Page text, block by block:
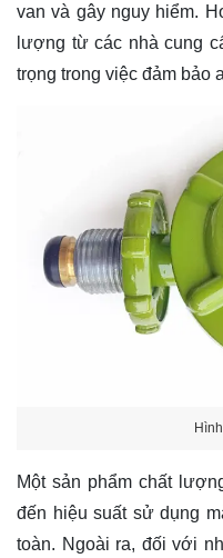
van và gây nguy hiểm.
lượng từ các nhà cung
trọng trong việc đảm bảo
Một sản phẩm chất
đến hiệu suất sử dụng
toàn. Ngoài ra, đối với